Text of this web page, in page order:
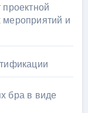
и
бра в виде